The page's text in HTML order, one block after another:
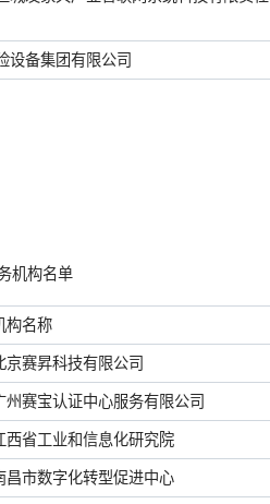
设备集团有限公司
机构名单
构名称
京赛昇科技有限公司
州赛宝认证中心服务有限公司
西省工业和信息化研究院
昌市数字化转型促进中心